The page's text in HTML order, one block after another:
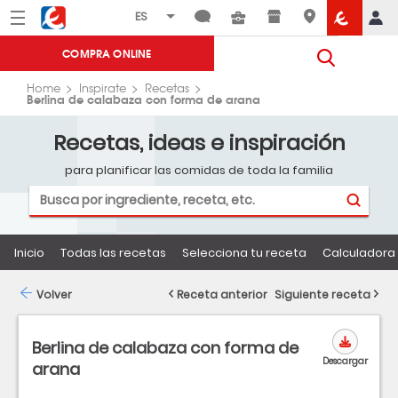
Menú Eroski
COMPRA ONLINE
Home Inspirate Recetas
Berlina de calabaza con forma de arana
Recetas, ideas e inspiración
para planificar las comidas de toda la familia
Inicio Todas las recetas Selecciona tu receta
Berlina de calabaza con forma de
arana
Descargar
Volver Receta anterior Siguiente receta